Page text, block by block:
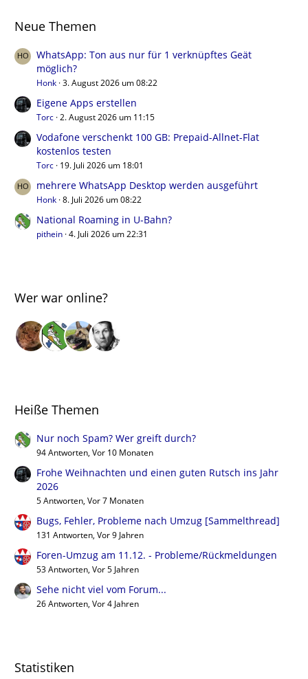
Neue Themen
WhatsApp: Ton aus nur für 1 verknüpftes Geät
möglich?
Honk 3. August 2026 um 08:22
Eigene Apps erstellen
Torc 2. August 2026 um 11:15
Vodafone verschenkt 100 GB: Prepaid-Allnet-Flat
kostenlos testen
Torc 19. Juli 2026 um 18:01
mehrere WhatsApp Desktop werden ausgeführt
Honk 8. Juli 2026 um 08:22
National Roaming in U-Bahn?
pithein 4. Juli 2026 um 22:31
Wer war online?
Heiße Themen
Nur noch Spam? Wer greift durch?
94 Antworten, Vor 10 Monaten
Frohe Weihnachten und einen guten Rutsch ins Jahr
2026
5 Antworten, Vor 7 Monaten
Bugs, Fehler, Probleme nach Umzug [Sammelthread]
131 Antworten, Vor 9 Jahren
Foren-Umzug am 11.12. - Probleme/Rückmeldungen
53 Antworten, Vor 5 Jahren
Sehe nicht viel vom Forum...
26 Antworten, Vor 4 Jahren
Statistiken